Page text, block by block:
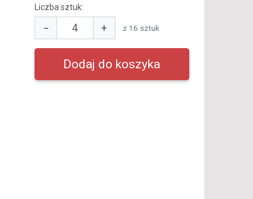
Liczba sztuk:
− + z 16 sztuk